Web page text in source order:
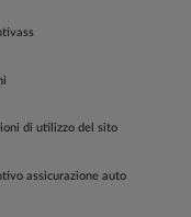
di utilizzo del sito
assicurazione auto